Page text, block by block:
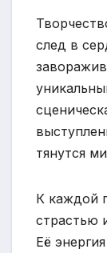
след в
тянутся
К каждой
страстью
Её